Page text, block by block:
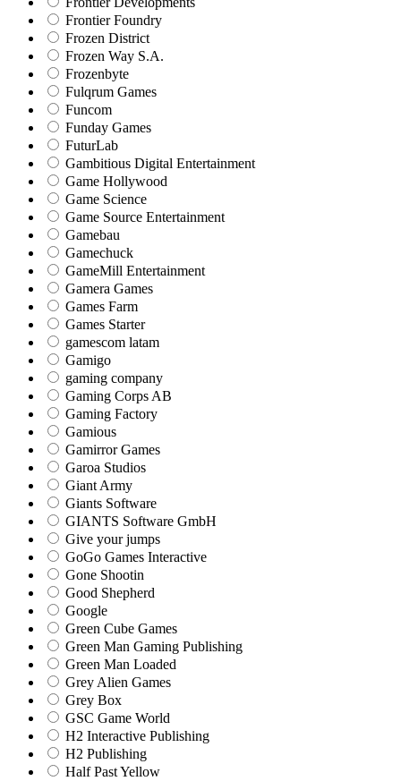
Frontier Foundry
Frozen District
Frozen Way S.A.
Frozenbyte
Fulqrum Games
Funcom
Funday Games
FuturLab
Gambitious Digital Entertainment
Game Hollywood
Game Science
Game Source Entertainment
Gamebau
Gamechuck
GameMill Entertainment
Gamera Games
Games Farm
Games Starter
gamescom latam
Gamigo
gaming company
Gaming Corps AB
Gaming Factory
Gamious
Gamirror Games
Garoa Studios
Giant Army
Giants Software
GIANTS Software GmbH
Give your jumps
GoGo Games Interactive
Gone Shootin
Good Shepherd
Google
Green Cube Games
Green Man Gaming Publishing
Green Man Loaded
Grey Alien Games
Grey Box
GSC Game World
H2 Interactive Publishing
H2 Publishing
Half Past Yellow